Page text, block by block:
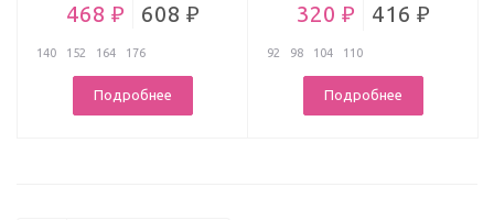
468 ₽ 608 ₽
140 152 164 176
Подробнее
320 ₽ 416 ₽
92 98 104 110
Подробнее